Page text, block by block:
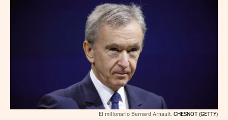
El millonario Bernard Arnault. CHESNOT (GETTY)